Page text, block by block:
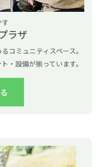
す
ラザ
コミュニティスペース。
・設備が揃っています。